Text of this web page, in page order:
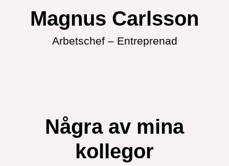
Magnus Carlsson
Arbetschef – Entreprenad
Några av mina
kollegor